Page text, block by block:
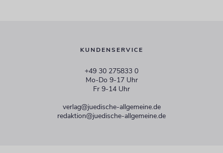
KUNDENSERVICE
+49 30 275833 0
Mo-Do 9-17 Uhr
Fr 9-14 Uhr
verlag@juedische-allgemeine.de
redaktion@juedische-allgemeine.de